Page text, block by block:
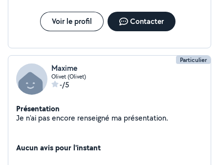
Voir le profil Contacter
Particulier
Maxime
Olivet (Olivet)
-/5
Présentation
Je n'ai pas encore renseigné ma présentation.
Aucun avis pour l'instant